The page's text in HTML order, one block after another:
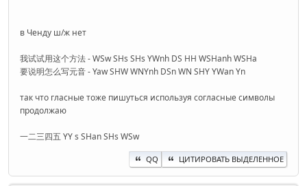
в Ченду ш/ж нет
我试试用这个方法 - WSw SHs SHs YWnh DS HH WSHanh WSHa
要说明怎么写元音 - Yaw SHW WNYnh DSn WN SHY YWan Yn
так что гласные тоже пишуться используя согласные символы
продолжаю
一二三四五 YY s SHan SHs WSw
QQ ЦИТИРОВАТЬ ВЫДЕЛЕННОЕ